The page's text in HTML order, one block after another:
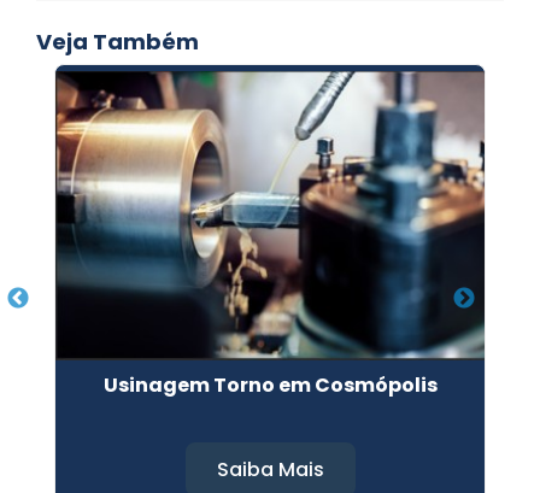
Veja Também
Usinagem Torno em Cosmópolis
Saiba Mais